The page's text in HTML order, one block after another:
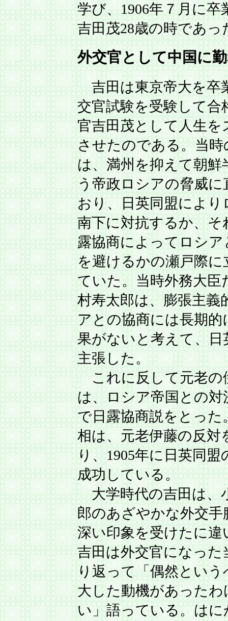
学び、1906年７月に卒
吉田茂28歳の時であっ
外交官として中国に
吉田は東京帝大を卒
交官試験を受験して合
官吉田茂として人生を
させたのである。当時
は、満州を抑えて朝鮮
う帝政ロシアの脅威に
おり、日英同盟により
南下に対抗するか、そ
露協商によってロシア
を避けるかの瀬戸際に
ていた。当時外務大臣
村寿太郎は、膨張主義
アとの協商には長期的
果がないと考えて、日
主張した。
これに反して元老の
は、ロシア帝国との対
で日露協商説をとった
相は、元老伊藤の反対
り、1905年に日英同盟
成功している。
大学時代の吉田は、
郎のあざやかな外交手
深い印象を受けたに違
吉田は外交官になった
り返って「偶然とい
大した動機があった
い」語っている。はに